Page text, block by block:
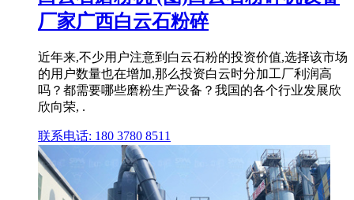
厂家广西白云石粉碎
近年来,不少用户注意到白云石粉的投资价值,选择该市场
的用户数量也在增加,那么投资白云时分加工厂利润高
吗？都需要哪些磨粉生产设备？我国的各个行业发展欣
欣向荣, .
联系电话: 180 3780 8511